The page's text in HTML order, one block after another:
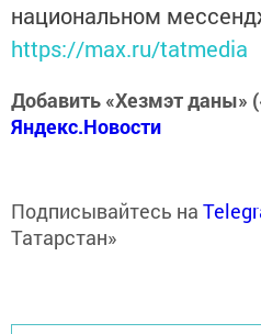
национальном
https://max.ru/tatmedia
Добавить «Хезмэт даны»
Яндекс.Новости
Подписывайтесь на
Татарстан»